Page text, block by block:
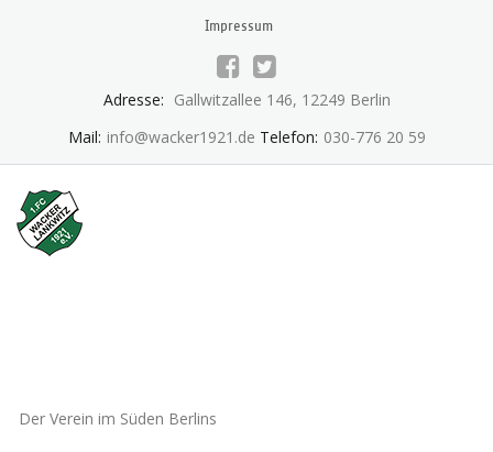
Impressum
Adresse: Gallwitzallee 146, 12249 Berlin
Mail: info@wacker1921.de Telefon: 030-776 20 59
Der Verein im Süden Berlins